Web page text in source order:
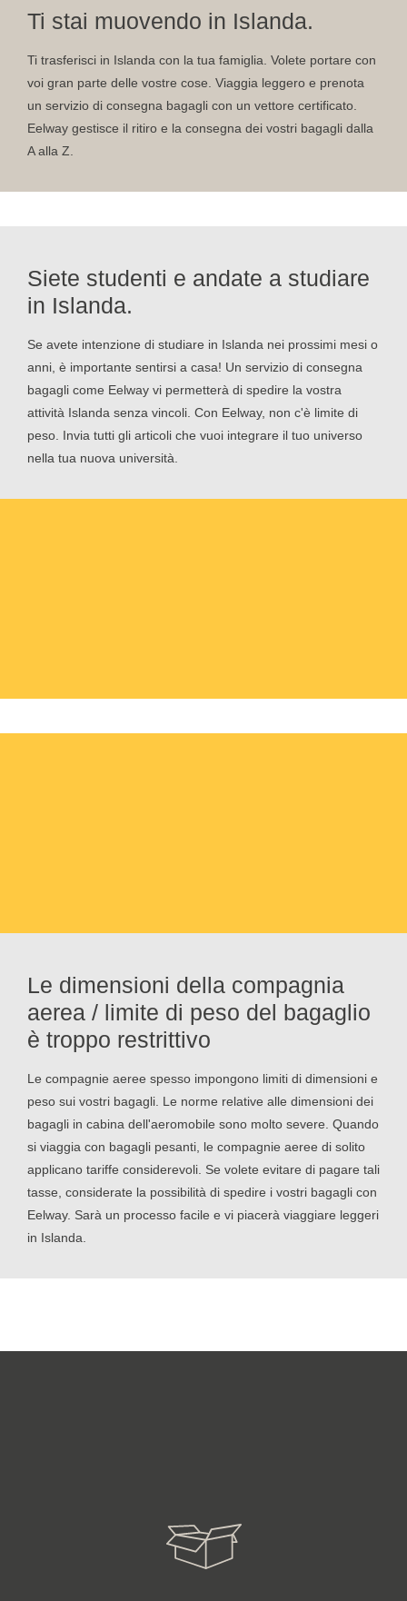
Ti stai muovendo in Islanda.
Ti trasferisci in Islanda con la tua famiglia. Volete portare con
voi gran parte delle vostre cose. Viaggia leggero e prenota
un servizio di consegna bagagli con un vettore certificato.
Eelway gestisce il ritiro e la consegna dei vostri bagagli dalla
A alla Z.
Siete studenti e andate a studiare
in Islanda.
Se avete intenzione di studiare in Islanda nei prossimi mesi o
anni, è importante sentirsi a casa! Un servizio di consegna
bagagli come Eelway vi permetterà di spedire la vostra
attività Islanda senza vincoli. Con Eelway, non c'è limite di
peso. Invia tutti gli articoli che vuoi integrare il tuo universo
nella tua nuova università.
Le dimensioni della compagnia
aerea / limite di peso del bagaglio
è troppo restrittivo
Le compagnie aeree spesso impongono limiti di dimensioni e
peso sui vostri bagagli. Le norme relative alle dimensioni dei
bagagli in cabina dell'aeromobile sono molto severe. Quando
si viaggia con bagagli pesanti, le compagnie aeree di solito
applicano tariffe considerevoli. Se volete evitare di pagare tali
tasse, considerate la possibilità di spedire i vostri bagagli con
Eelway. Sarà un processo facile e vi piacerà viaggiare leggeri
in Islanda.